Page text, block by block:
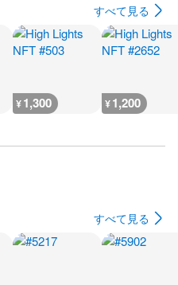
すべて見る
¥1,300 ¥1,200
すべて見る